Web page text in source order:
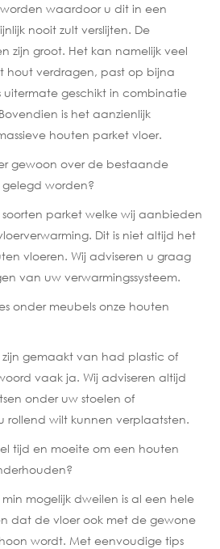
waardoor u dit in een
nooit zult verslijten. De
zijn groot. Het kan namelijk veel
hout verdragen, past op bijna
uitermate geschikt in combinatie
is het aanzienlijk
houten parket vloer.
gewoon over de bestaande
worden?
parket welke wij aanbieden
Dit is niet altijd het
vloeren. Wij adviseren u graag
van uw verwarmingssysteem.
onder meubels onze houten
zijn gemaakt van had plastic of
vaak ja. Wij adviseren altijd
onder uw stoelen of
rollend wilt kunnen verplaatsten.
tijd en moeite om een houten
mogelijk dweilen is al een hele
dat de vloer ook met de gewone
wordt. Met eenvoudige tips